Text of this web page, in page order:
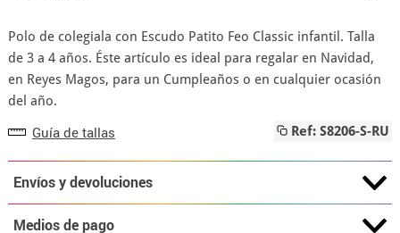
Polo de colegiala con Escudo Patito Feo Classic infantil. Talla
de 3 a 4 años. Éste artículo es ideal para regalar en Navidad,
en Reyes Magos, para un Cumpleaños o en cualquier ocasión
del año.
Guía de tallas Ref: S8206-S-RU
Envíos y devoluciones
Medios de pago